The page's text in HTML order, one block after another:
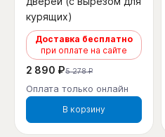
курящих)
Доставка бесплатно
при оплате на сайте
2 890 ₽5 278 ₽
Оплата только онлайн
В корзину